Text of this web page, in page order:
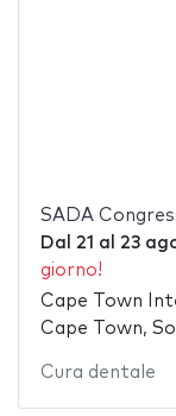
SADA
Dal 21 al 23
giorno!
Cape Town
Cape Town,
Cura dentale